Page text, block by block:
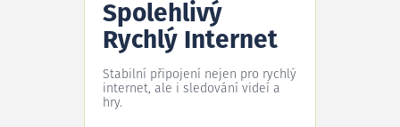
Spolehlivý
Rychlý Internet
Stabilní připojení nejen pro rychlý
internet, ale i sledování videí a
hry.